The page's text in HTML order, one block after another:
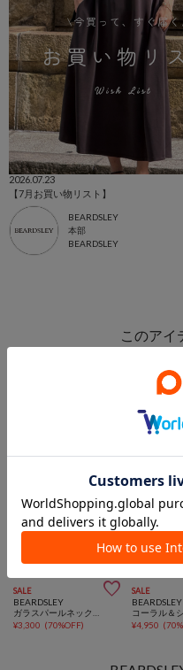
2026.07.23
【7月お買い物リスト】
BEARDSLEY
本部
BEARDSLEY
このアイ
アクセサリ
SALE 
BEARDSLEY
¥3,300 (70%OFF)
SALE
BEARDSLEY
¥4,950 (